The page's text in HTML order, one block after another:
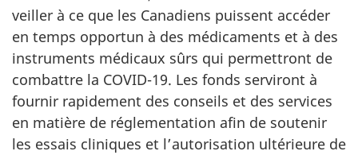
veiller à ce que les Canadiens puissent accéder
en temps opportun à des médicaments et à des
instruments médicaux sûrs qui permettront de
combattre la COVID-19. Les fonds serviront à
fournir rapidement des conseils et des services
en matière de réglementation afin de soutenir
les essais cliniques et l’autorisation ultérieure de